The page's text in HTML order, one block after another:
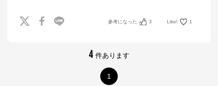
参考になった 3 Like! 1
4 件あります
1